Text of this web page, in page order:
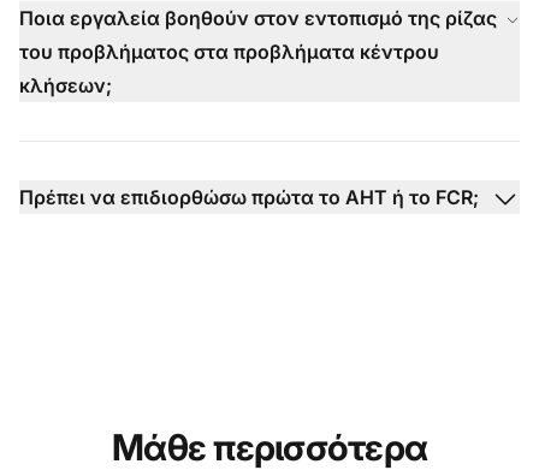
Ποια εργαλεία βοηθούν στον εντοπισμό της ρίζας
του προβλήματος στα προβλήματα κέντρου
κλήσεων;
Πρέπει να επιδιορθώσω πρώτα το AHT ή το FCR;
Μάθε περισσότερα